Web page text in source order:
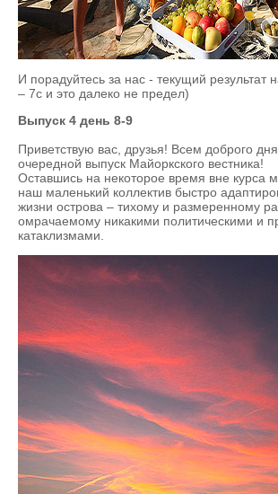
И порадуйтесь за нас - текущий результат
– 7с и это далеко не предел)
Выпуск 4 день 8-9
Приветствую вас, друзья! Всем доброго
очередной выпуск Майоркского вестника!
Оставшись на некоторое время вне курса
наш маленький коллектив быстро
жизни острова – тихому и размеренному
омрачаемому никакими политическими и
катаклизмами.